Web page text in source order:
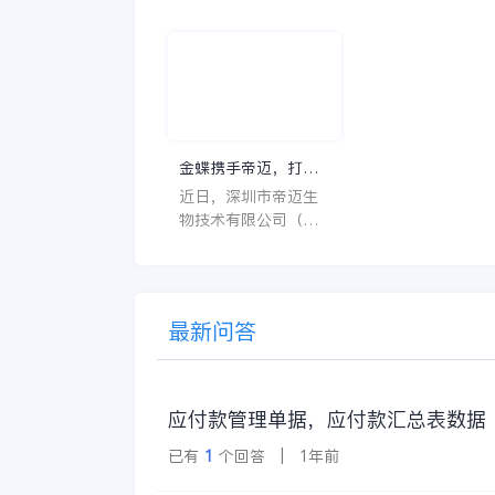
金蝶携手帝迈，打造
医疗器械行业信创数
字化标杆
近日，深圳市帝迈生
物技术有限公司（以
国）有限公司（以下
简称
最新问答
应付款管理单据，应付款汇总表数据
已有 1 个回答 | 1年前